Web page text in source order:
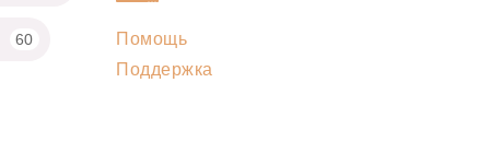
60
Помощь
Поддержка